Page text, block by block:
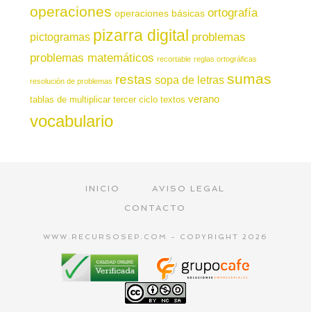
operaciones operaciones básicas ortografía
pictogramas pizarra digital problemas
problemas matemáticos recortable reglas ortográficas
resolución de problemas restas sopa de letras sumas
tablas de multiplicar tercer ciclo textos verano
vocabulario
INICIO
AVISO LEGAL
CONTACTO
WWW.RECURSOSEP.COM - COPYRIGHT 2026